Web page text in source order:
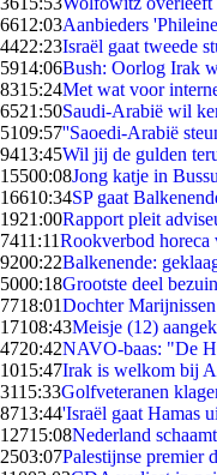
6612:03Aanbieders
4422:23Israël gaat tweede
5914:06Bush: Oorlog Irak
8315:24Met wat voor
6521:50Saudi-Arabië wil
5109:57''Saoedi-Arabië
9413:45Wil jij de gulden
15500:08Jong katje in
16610:34SP gaat
1921:00Rapport pleit
7411:11Rookverbod horeca
9200:22Balkenende:
5000:18Grootste deel
7718:01Dochter
17108:43Meisje (12)
4720:42NAVO-baas: "De
1015:47Irak is welkom bij
3115:33Golfveteranen
8713:44'Israël gaat Hamas
12715:08Nederland
2503:07Palestijnse premier